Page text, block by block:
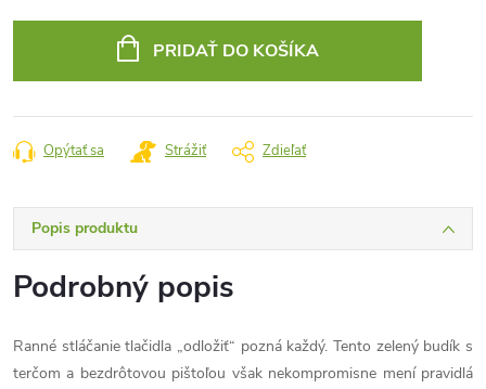
PRIDAŤ DO KOŠÍKA
Opýtať sa Strážiť Zdieľať
Popis produktu
Podrobný popis
Ranné stláčanie tlačidla „odložiť“ pozná každý. Tento zelený budík s
terčom a bezdrôtovou pištoľou však nekompromisne mení pravidlá